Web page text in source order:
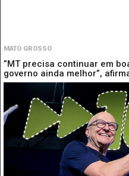
MATO GROSSO
”MT precisa continuar em
governo ainda melhor”,